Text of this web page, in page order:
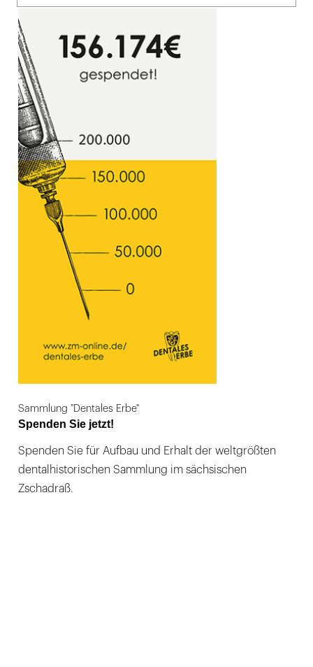
Sammlung "Dentales Erbe"
Spenden Sie jetzt!
Spenden Sie für Aufbau und Erhalt der weltgrößten
dentalhistorischen Sammlung im sächsischen
Zschadraß.